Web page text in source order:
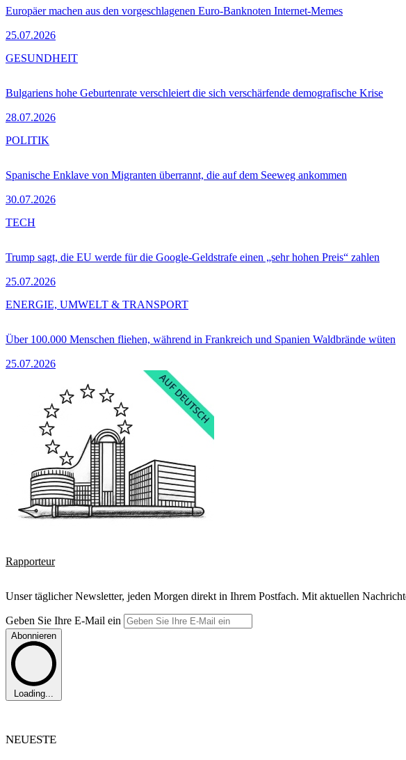
Europäer machen aus den vorgeschlagenen Euro-Banknoten Internet-Memes
25.07.2026
Bulgariens hohe Geburtenrate verschleiert die sich verschärfende demografische Krise
28.07.2026
GESUNDHEIT
Spanische Enklave von Migranten überrannt, die auf dem Seeweg ankommen
30.07.2026
POLITIK
Trump sagt, die EU werde für die Google-Geldstrafe einen „sehr hohen Preis“ zahlen
25.07.2026
TECH
Über 100.000 Menschen fliehen, während in Frankreich und Spanien Waldbrände wüten
25.07.2026
ENERGIE, UMWELT & TRANSPORT
Rapporteur
Unser täglicher Newsletter, jeden Morgen direkt in Ihrem Postfach. Mit aktuellen
Geben Sie Ihre E-Mail ein
Abonnieren
Loading...
NEUESTE